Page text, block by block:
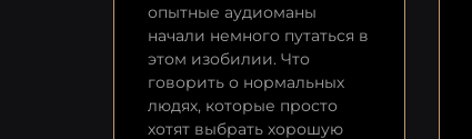
опытные аудиоманы
начали немного путаться в
этом изобилии. Что
говорить о нормальных
людях, которые просто
хотят выбрать хорошую